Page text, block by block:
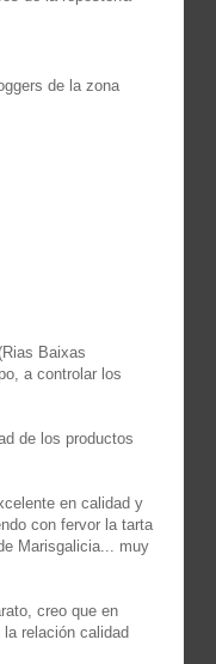
de la zona
Baixas
a controlar los
de los productos
en calidad y
con fervor la tarta
Marisgalicia... muy
creo que en
relación calidad